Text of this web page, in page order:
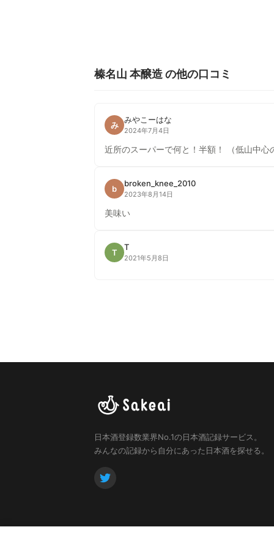
榛名山 本醸造 の他の口コミ
み
みやこーはな
2024年7月4日
近所のスーパーで何と！半額！ （低山中
b
broken_knee_2010
2023年8月14日
美味い
T
T
2021年5月8日
日本酒登録数業界No.1の日本酒記録サービス。
みんなの記録から自分にあった日本酒を探せる。